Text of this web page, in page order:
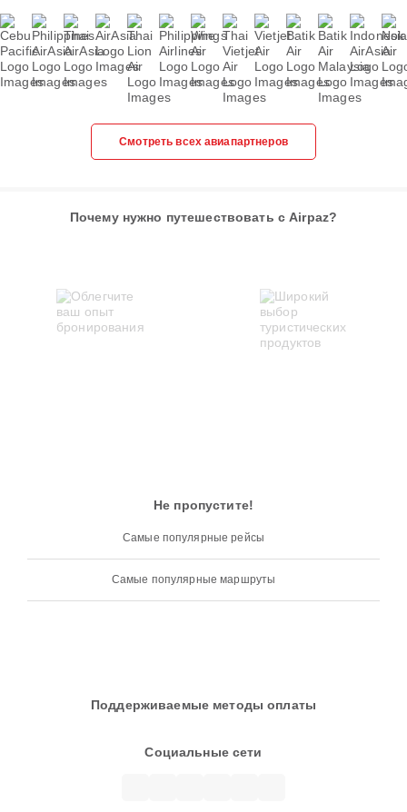
Смотреть всех авиапартнеров
Почему нужно путешествовать с Airpaz?
Не пропустите!
Самые популярные рейсы
Самые популярные маршруты
Поддерживаемые методы оплаты
Социальные сети